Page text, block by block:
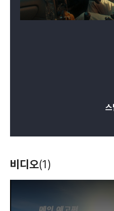
스
비디오(1)